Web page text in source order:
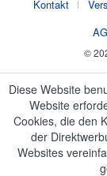
Kontakt
©
Diese Website
Website
Cookies, die den
der
Websites